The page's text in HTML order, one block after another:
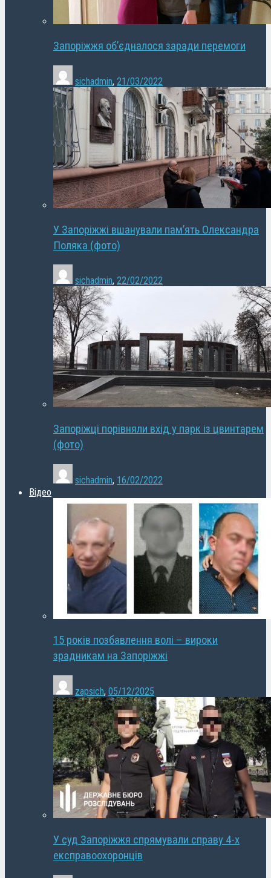
Запоріжжя об’єдналося заради перемоги
sichadmin, 21/03/2022
У Запоріжжі вшанували пам’ять Олександра
Поляка (фото)
sichadmin, 22/02/2022
Запоріжці порівняли вхід у парк із цвинтарем
(фото)
sichadmin, 16/02/2022
Відео
15 років позбавлення волі – вироки
зрадникам на Запоріжжі
zapsich, 05/12/2025
У суд Запоріжжя спрямували справу 4-х
експравоохоронців